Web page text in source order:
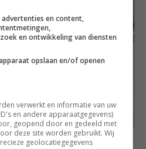
en content,
en ontwikkeling van diensten
opslaan en/of openen
verwerkt en informatie van uw
en andere apparaatgegevens)
geopend door en gedeeld met
deze site worden gebruikt. Wij
geolocatiegegevens